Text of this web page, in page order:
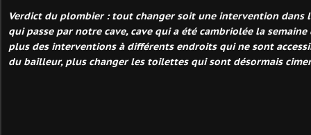
Verdict du plombier : tout changer soit une intervention dans
qui passe par notre cave, cave qui a été cambriolée la
plus des interventions à différents endroits qui ne sont
du bailleur, plus changer les toilettes qui sont désormais